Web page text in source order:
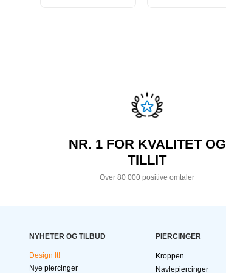
NR. 1 FOR KVALITET OG
TILLIT
Over 80 000 positive omtaler
NYHETER OG TILBUD
Design It!
Nye piercinger
PIERCINGER
Kroppen
Navlepiercinger